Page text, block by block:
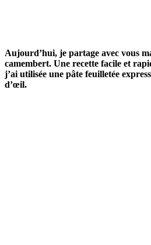
Aujourd’hui, je partage avec vous
camembert. Une recette facile et
j’ai utilisée une pâte feuilletée
d’œil.